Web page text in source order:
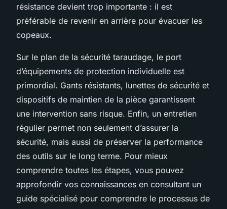
résistance devient trop importante : il est
préférable de revenir en arrière pour évacuer les
copeaux.
Sur le plan de la sécurité taraudage, le port
d’équipements de protection individuelle est
primordial. Gants résistants, lunettes de sécurité et
dispositifs de maintien de la pièce garantissent
une intervention sans risque. Enfin, un entretien
régulier permet non seulement d’assurer la
sécurité, mais aussi de préserver la performance
des outils sur le long terme. Pour mieux
comprendre toutes les étapes, vous pouvez
approfondir vos connaissances en consultant un
guide spécialisé pour comprendre le processus de